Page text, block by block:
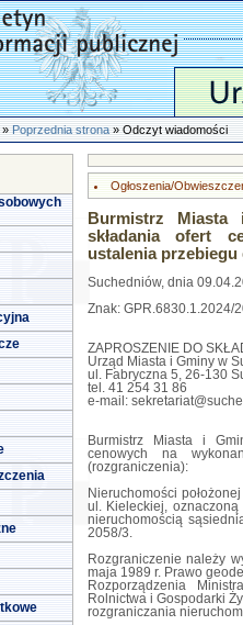
»Poprzednia strona» Odczyt wiadomości
Ogłoszenia/
Burmistrz Miasta
składania ofert
ustalenia
Suchedniów, dnia
Znak: GPR.6830.1.2024/
ZAPROSZENIE DO
Urząd Miasta i Gminy w
ul. Fabryczna 5, 26-130
tel. 41 254 31 86
e-mail:
Burmistrz Miasta i
cenowych na
(rozgraniczenia):
Nieruchomości
ul. Kieleckiej,
nieruchomością
2058/3.
Rozgraniczenie należy
maja 1989 r. Prawo
Rozporządzenia
Rolnictwa i Gospodarki
rozgraniczania